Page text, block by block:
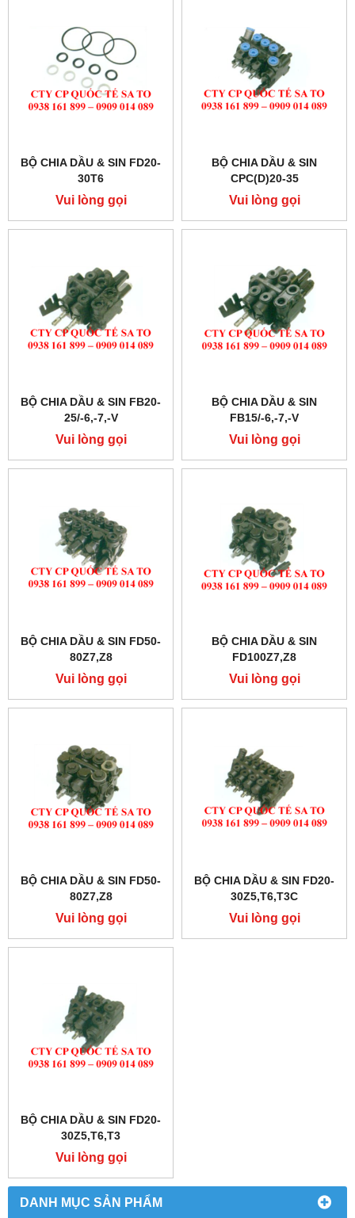
DANH MỤC SẢN PHẨM
BỘ CHIA DẦU & SIN FD20-
30T6
Vui lòng gọi
BỘ CHIA DẦU & SIN
CPC(D)20-35
Vui lòng gọi
BỘ CHIA DẦU & SIN FB20-
25/-6,-7,-V
Vui lòng gọi
BỘ CHIA DẦU & SIN
FB15/-6,-7,-V
Vui lòng gọi
BỘ CHIA DẦU & SIN FD50-
80Z7,Z8
Vui lòng gọi
BỘ CHIA DẦU & SIN
FD100Z7,Z8
Vui lòng gọi
BỘ CHIA DẦU & SIN FD50-
80Z7,Z8
Vui lòng gọi
BỘ CHIA DẦU & SIN FD20-
30Z5,T6,T3C
Vui lòng gọi
BỘ CHIA DẦU & SIN FD20-
30Z5,T6,T3
Vui lòng gọi